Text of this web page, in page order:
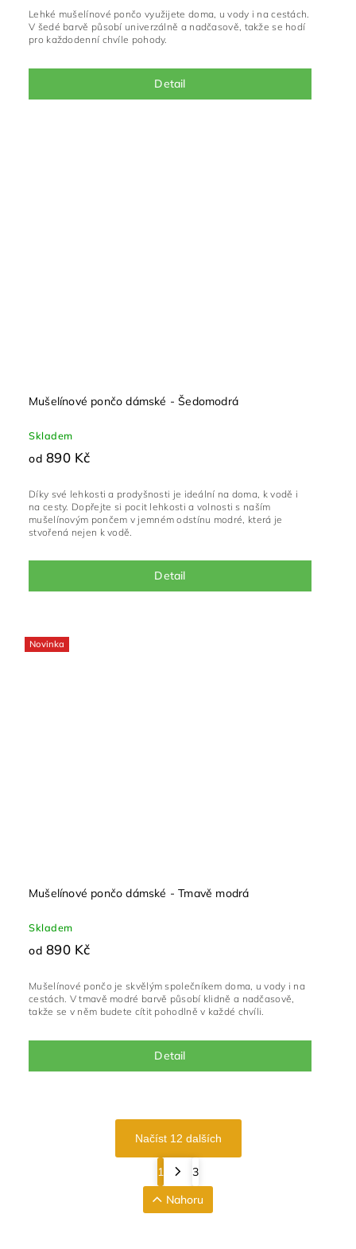
Detail
Lehké mušelínové pončo využijete doma, u vody i na cestách.
V šedé barvě působí univerzálně a nadčasově, takže se hodí
pro každodenní chvíle pohody.
Mušelínové pončo dámské - Šedomodrá
Skladem
od 890 Kč
Detail
Díky své lehkosti a prodyšnosti je ideální na doma, k vodě i
na cesty. Dopřejte si pocit lehkosti a volnosti s naším
mušelínovým pončem v jemném odstínu modré, která je
stvořená nejen k vodě.
Novinka
Mušelínové pončo dámské - Tmavě modrá
Skladem
od 890 Kč
Detail
Mušelínové pončo je skvělým společníkem doma, u vody i na
cestách. V tmavě modré barvě působí klidně a nadčasově,
takže se v něm budete cítit pohodlně v každé chvíli.
Načíst 12 dalších
1
3
Nahoru